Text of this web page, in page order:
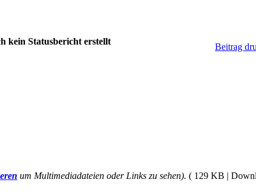
kein Statusbericht erstellt
Beitrag
um Multimediadateien oder Links zu sehen). ( 129 KB |